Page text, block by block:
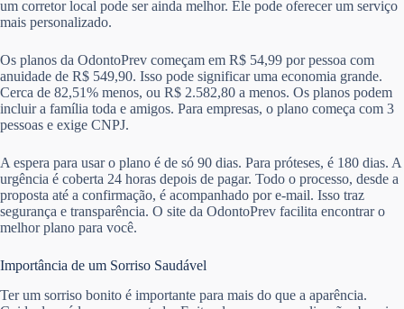
um corretor local pode ser ainda melhor. Ele pode oferecer um serviço
mais personalizado.
Os planos da OdontoPrev começam em R$ 54,99 por pessoa com
anuidade de R$ 549,90. Isso pode significar uma economia grande.
Cerca de 82,51% menos, ou R$ 2.582,80 a menos. Os planos podem
incluir a família toda e amigos. Para empresas, o plano começa com 3
pessoas e exige CNPJ.
A espera para usar o plano é de só 90 dias. Para próteses, é 180 dias. A
urgência é coberta 24 horas depois de pagar. Todo o processo, desde a
proposta até a confirmação, é acompanhado por e-mail. Isso traz
segurança e transparência. O site da OdontoPrev facilita encontrar o
melhor plano para você.
Importância de um Sorriso Saudável
Ter um sorriso bonito é importante para mais do que a aparência.